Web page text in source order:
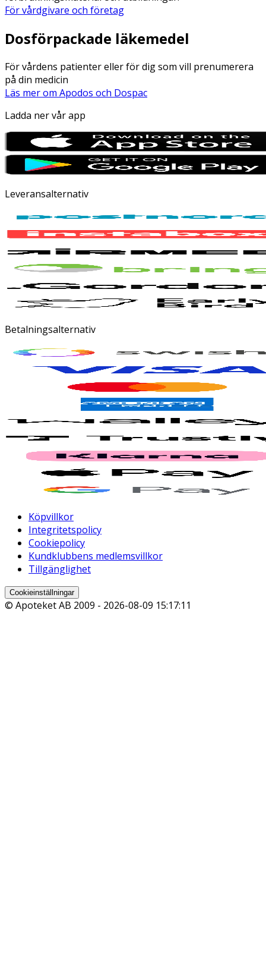
För vårdgivare och företag
Dosförpackade läkemedel
För vårdens patienter eller för dig som vill prenumerera
på din medicin
Läs mer om Apodos och Dospac
Ladda ner vår app
Leveransalternativ
Betalningsalternativ
Köpvillkor
Integritetspolicy
Cookiepolicy
Kundklubbens medlemsvillkor
Tillgänglighet
Cookieinställningar
© Apoteket AB 2009 - 2026-08-09 15:17:11